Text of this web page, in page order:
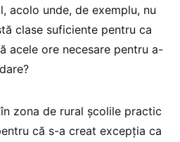
acolo unde, de exemplu, nu
clase suficiente pentru ca
acele ore necesare pentru a-
zona de rural școlile practic
că s-a creat excepția ca